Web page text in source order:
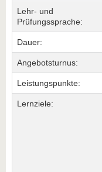
Lehr- und
Prüfungssprache:
Dauer:
Angebotsturnus:
Leistungspunkte:
Lernziele: